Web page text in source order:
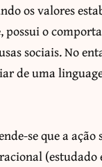
os valores
o
sociais. No
de uma
se que a